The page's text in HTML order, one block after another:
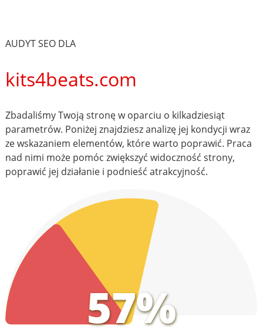
AUDYT SEO DLA
kits4beats.com
Zbadaliśmy Twoją stronę w oparciu o kilkadziesiąt
parametrów. Poniżej znajdziesz analizę jej kondycji wraz
ze wskazaniem elementów, które warto poprawić. Praca
nad nimi może pomóc zwiększyć widoczność strony,
poprawić jej działanie i podnieść atrakcyjność.
57%